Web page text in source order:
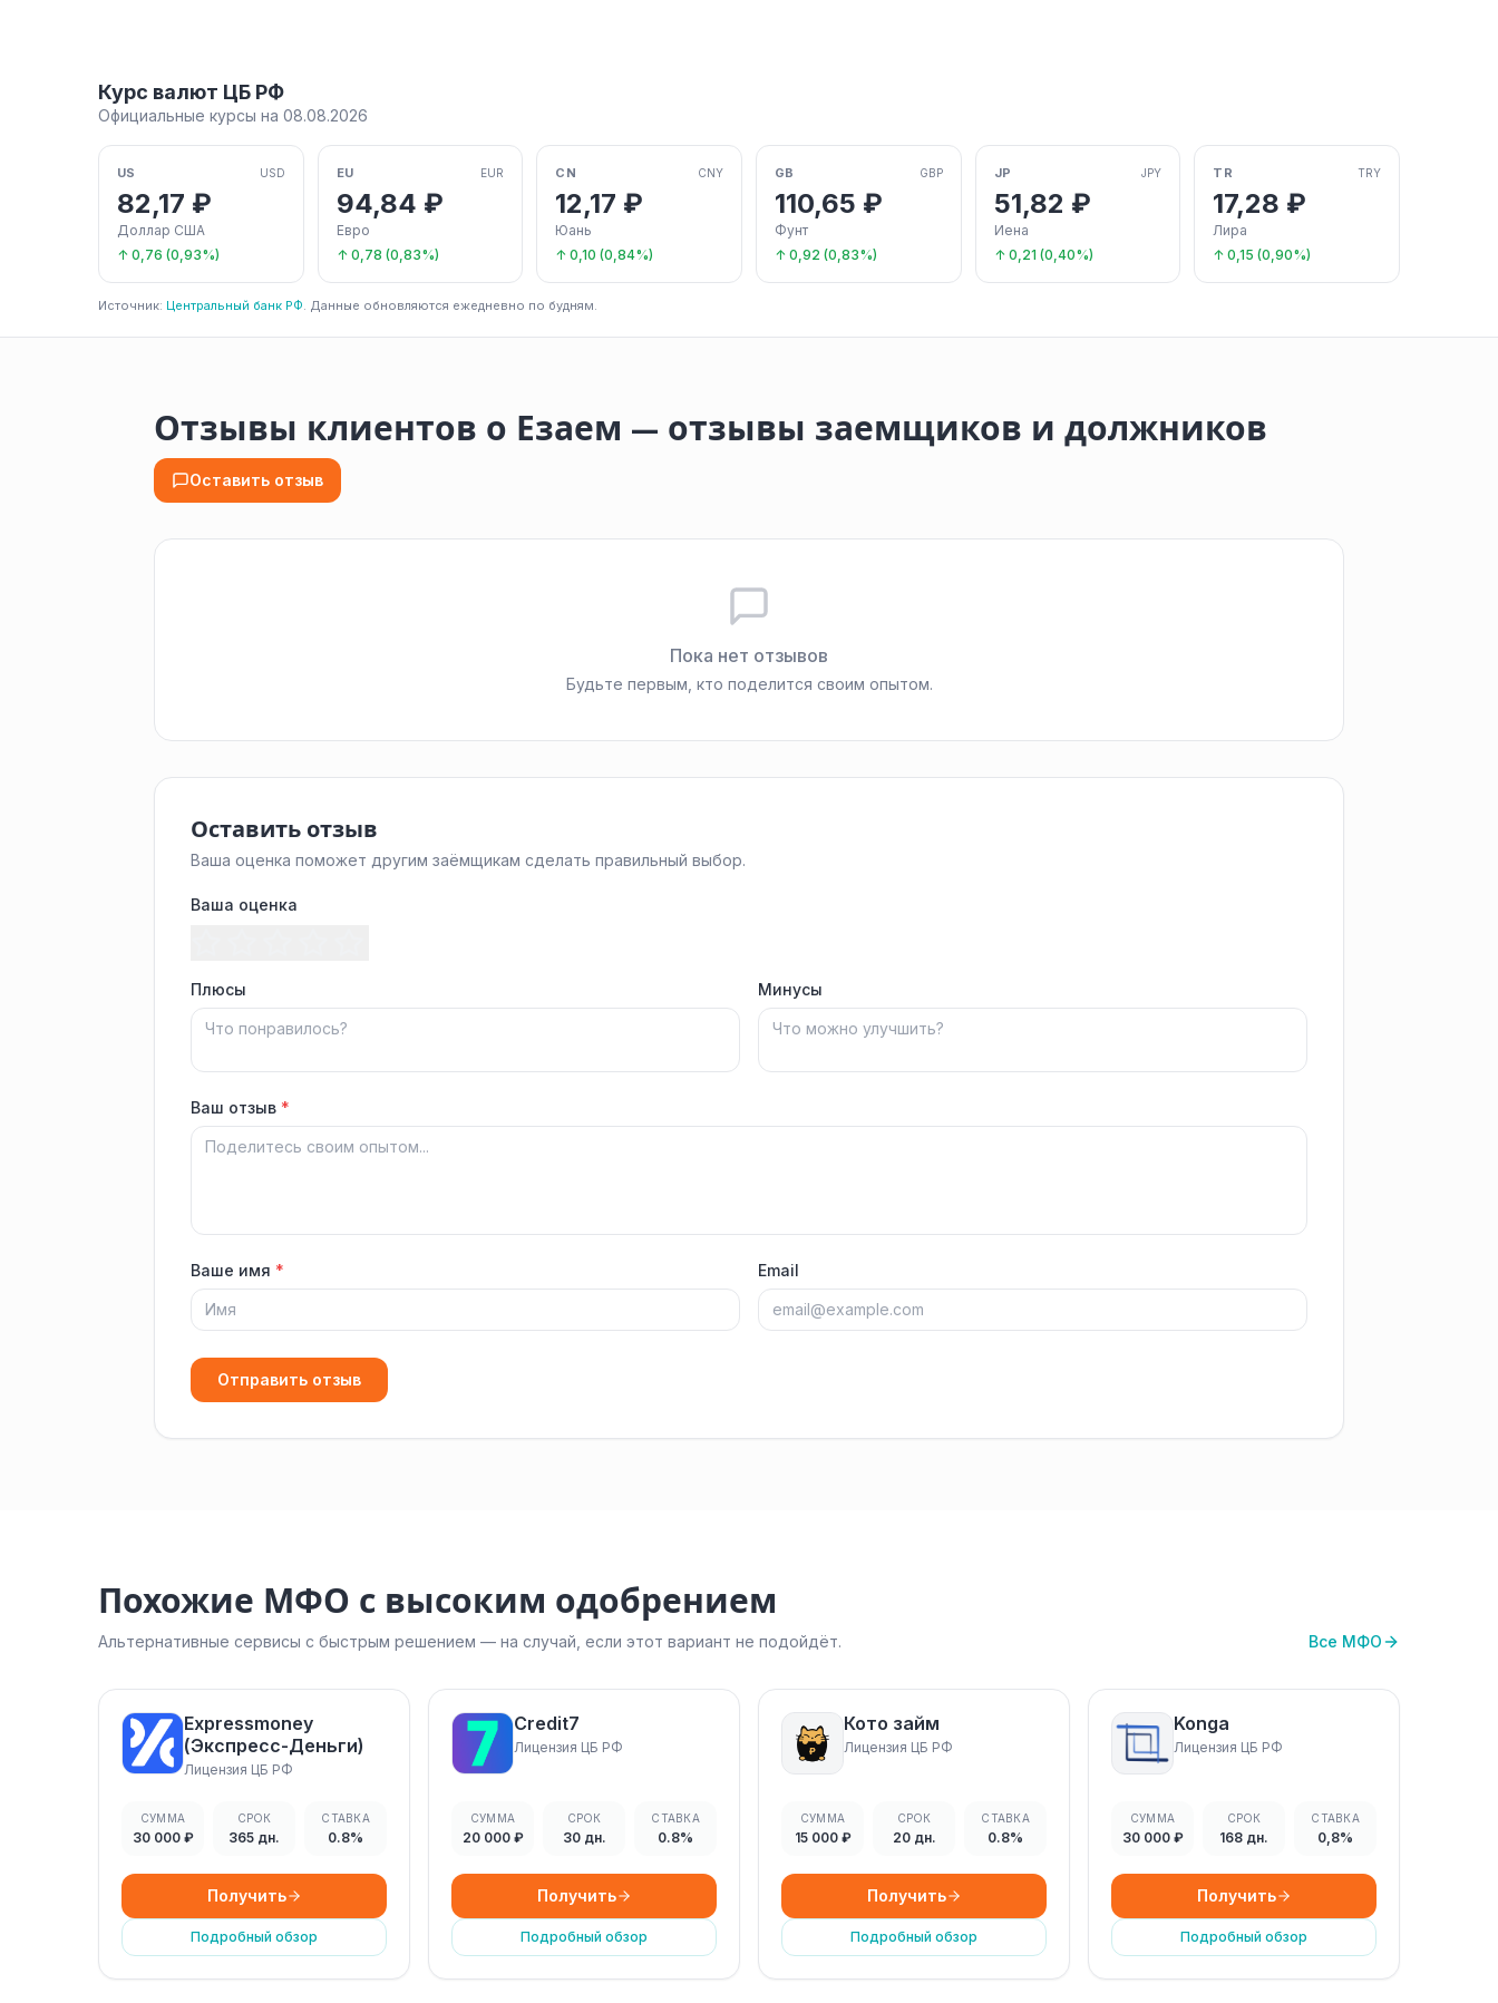
Курс валют ЦБ РФ
Официальные курсы на 08.08.2026
US USD
82,17 ₽
Доллар США
↑ 0,76 (0,93%)
EU EUR
94,84 ₽
Евро
↑ 0,78 (0,83%)
CN CNY
12,17 ₽
Юань
↑ 0,10 (0,84%)
GB GBP
110,65 ₽
Фунт
↑ 0,92 (0,83%)
JP JPY
51,82 ₽
Иена
↑ 0,21 (0,40%)
TR TRY
17,28 ₽
Лира
↑ 0,15 (0,90%)
Источник: Центральный банк РФ. Данные обновляются ежедневно по будням.
Отзывы клиентов о Езаем — отзывы заемщиков и должников
Оставить отзыв
Пока нет отзывов
Будьте первым, кто поделится своим опытом.
Оставить отзыв
Ваша оценка поможет другим заёмщикам сделать правильный выбор.
Ваша оценка
Плюсы Минусы
Ваш отзыв *
Ваше имя * Email
Отправить отзыв
Похожие МФО с высоким одобрением
Альтернативные сервисы с быстрым решением — на случай, если этот вариант не подойдёт. Все МФО
Expressmoney
(Экспресс-Деньги)
Лицензия ЦБ РФ
СУММА
30 000 ₽
СРОК
365 дн.
СТАВКА
0.8%
Получить
Подробный обзор
Credit7
Лицензия ЦБ РФ
СУММА
20 000 ₽
СРОК
30 дн.
СТАВКА
0.8%
Получить
Подробный обзор
Кото займ
Лицензия ЦБ РФ
СУММА
15 000 ₽
СРОК
20 дн.
СТАВКА
0.8%
Получить
Подробный обзор
Konga
Лицензия ЦБ РФ
СУММА
30 000 ₽
СРОК
168 дн.
СТАВКА
0,8%
Получить
Подробный обзор